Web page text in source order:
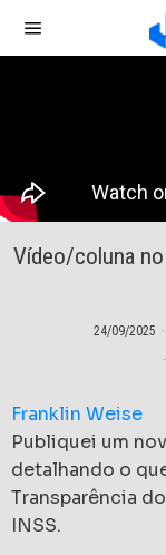
Vídeo/coluna
24/09/2025
Franklin Weise
Publiquei um
detalhando o
Transparência
INSS.